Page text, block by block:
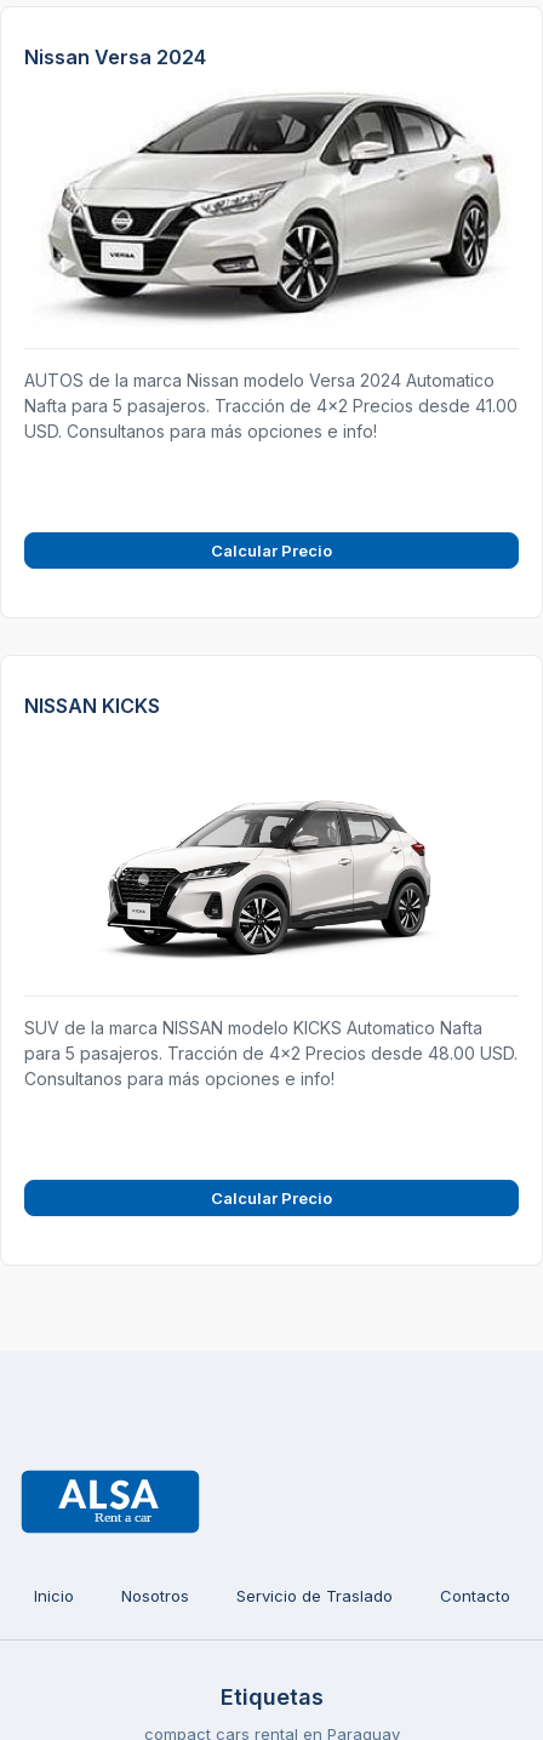
Nissan Versa 2024
AUTOS de la marca Nissan modelo Versa 2024 Automatico
Nafta para 5 pasajeros. Tracción de 4x2 Precios desde 41.00
USD. Consultanos para más opciones e info!
Calcular Precio
NISSAN KICKS
SUV de la marca NISSAN modelo KICKS Automatico Nafta
para 5 pasajeros. Tracción de 4x2 Precios desde 48.00 USD.
Consultanos para más opciones e info!
Calcular Precio
Inicio Nosotros Servicio de Traslado Contacto
Etiquetas
compact cars rental en Paraguay